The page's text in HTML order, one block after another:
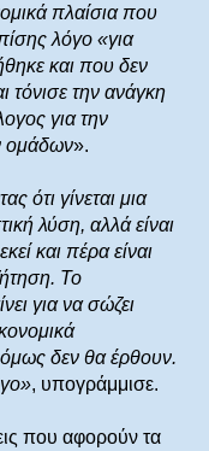
πλαίσια που
λόγο «για
και που δεν
τόνισε την ανάγκη
για την
ομάδων».
ότι γίνεται μια
λύση, αλλά είναι
και πέρα είναι
Το
για να σώζει
όμως δεν θα έρθουν.
, υπογράμμισε.
που αφορούν τα